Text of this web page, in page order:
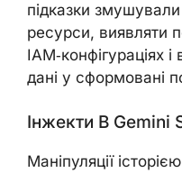
підказки
ресурси, виявляти
IAM‑конфігураціях
дані у сформовані
Інжекти В Gemini
Маніпуляції